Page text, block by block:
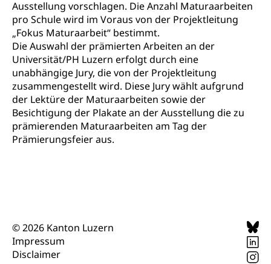
Ausstellung vorschlagen. Die Anzahl Maturaarbeiten
pro Schule wird im Voraus von der Projektleitung
„Fokus Maturaarbeit“ bestimmt.
Die Auswahl der prämierten Arbeiten an der
Universität/PH Luzern erfolgt durch eine
unabhängige Jury, die von der Projektleitung
zusammengestellt wird. Diese Jury wählt aufgrund
der Lektüre der Maturaarbeiten sowie der
Besichtigung der Plakate an der Ausstellung die zu
prämierenden Maturaarbeiten am Tag der
Prämierungsfeier aus.
© 2026 Kanton Luzern
Impressum
Disclaimer
Wald
Projektförderung Universität Luzern unilu
Nachdiplomstudium, Zusatzlehre, Höhere
Berufsbildung, Berufsmatura nach Lehre,
Neuorientierung, Grundkompetenzen,
Berufsberatung, Standortbestimmung,
Studienberatung, Beratung und Unterstützung,
Berufsabschluss für Erwachsene
Erwachsenenmatura
Bildungsgutscheine Grundkompetenzen
Bildung & Berufsabschluss für Erwachsene
Allgemeinbildung für Erwachsene
Berufsberatung (berufsberatung.ch)
Berufliche Grundbildung
Lehre, Berufsfachschule, Lehrbetrieb, Lehrvertrag,
Berufsberatung, Qualifikationsverfahren,
Berufswahl & Berufsberatung, Schnupperlehre und
Lehrstellensuche, Berufsmaturität,
Fremdsprachen in der Berufslehre –
Mittelschulen